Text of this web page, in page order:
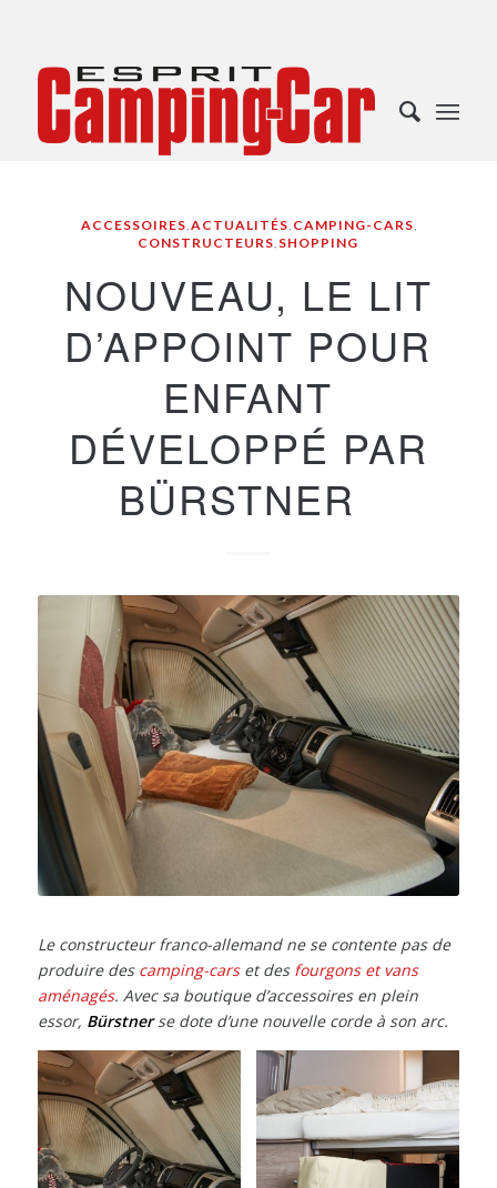
ACCESSOIRES,ACTUALITÉS, CAMPING-CARS,
CONSTRUCTEURS, SHOPPING
NOUVEAU, LE LIT
D’APPOINT POUR
ENFANT
DÉVELOPPÉ PAR
BÜRSTNER
Le constructeur franco-allemand ne se contente pas de
produire des camping-carset des fourgons et vans
aménagés. Avec sa boutique d’accessoires en plein
essor, Bürstnerse dote d’une nouvelle corde à son arc.